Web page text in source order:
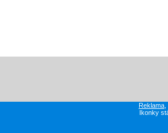
Reklama
Ikonky